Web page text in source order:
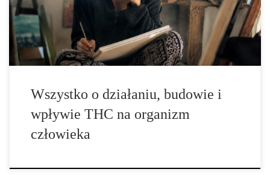
przedmiot zainteresowania naukowców, lekarzy, biologów,
chemików oraz osób zajmujących się badaniem właściwości roślin.
Jednocześnie […]
Wszystko o działaniu, budowie i
wpływie THC na organizm
człowieka